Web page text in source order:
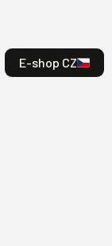
E-shop CZ